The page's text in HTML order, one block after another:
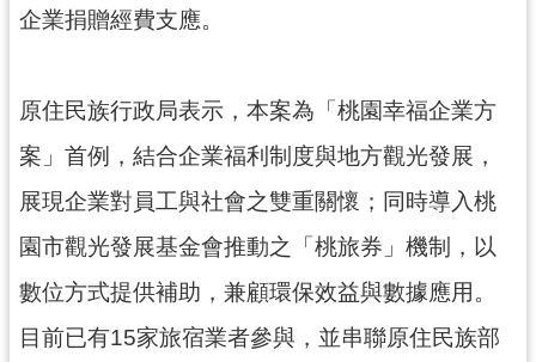
私
策
網
安
全
政
策
政
企業捐贈經費支應。
原住民族行政局表示，本案為「桃園幸福企業方
案」首例，結合企業福利制度與地方觀光發展，
展現企業對員工與社會之雙重關懷；同時導入桃
園市觀光發展基金會推動之「桃旅券」機制，以
數位方式提供補助，兼顧環保效益與數據應用。
目前已有15家旅宿業者參與，並串聯原住民族部